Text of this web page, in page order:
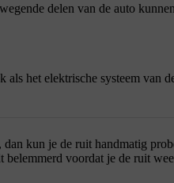
delen van de auto
het elektrische systeem van
kun je de ruit handmatig
voordat je de ruit